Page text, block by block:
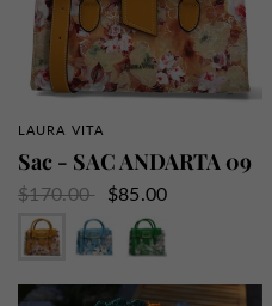
APERÇU RAPIDE
LAURA VITA
Sac - SAC ANDARTA 09
$170.00
$85.00
Jaune
Bleu Vert